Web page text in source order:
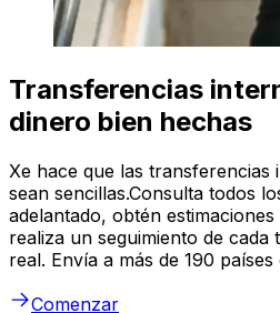
Transferencias
dinero bien hechas
Xe hace que las transferencias
sean sencillas.Consulta todos
adelantado, obtén
realiza un seguimiento de
real. Envía a más de 190
Comenzar